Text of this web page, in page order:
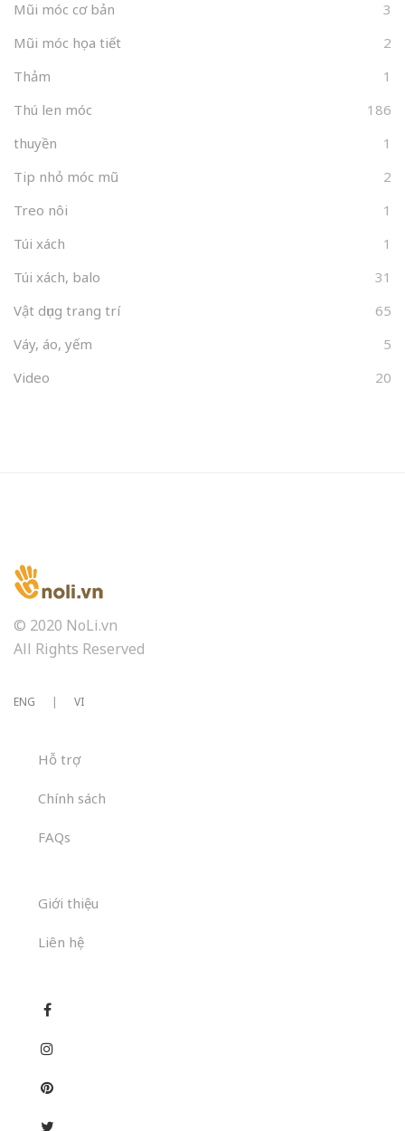
Mũi móc cơ bản
3
Mũi móc họa tiết
2
Thảm
1
Thú len móc
186
thuyền
1
Tip nhỏ móc mũ
2
Treo nôi
1
Túi xách
1
Túi xách, balo
31
Vật dụng trang trí
65
Váy, áo, yếm
5
Video
20
© 2020 NoLi.vn
All Rights Reserved
ENG | VI
Hỗ trợ
Chính sách
FAQs
Giới thiệu
Liên hệ